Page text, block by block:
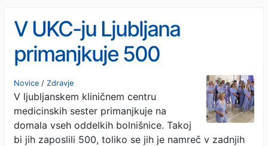
V UKC-ju Ljubljana
primanjkuje 500
medicinskih sester, zato
so okrepili iskanje kadra v
tujini
Novice / Zdravje
V ljubljanskem kliničnem centru
medicinskih sester primanjkuje na
domala vseh oddelkih bolnišnice. Takoj
bi jih zaposlili 500, toliko se jih je namreč v zadnjih